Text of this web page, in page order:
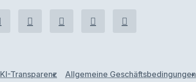
KI-Transparenz Allgemeine Geschäftsbedingungen